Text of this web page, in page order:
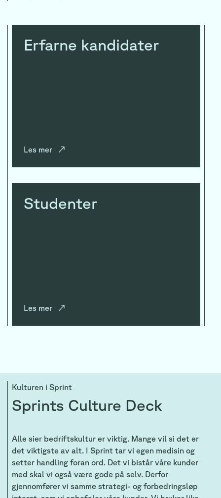
Erfarne kandidater
Les mer ↗
Studenter
Les mer ↗
Kulturen i Sprint
Sprints Culture Deck
Alle sier bedriftskultur er viktig. Mange vil si det er
det viktigste av alt. I Sprint tar vi egen medisin og
setter handling foran ord. Det vi bistår våre kunder
med skal vi også være gode på selv. Derfor
gjennomfører vi samme strategi- og forbedringsløp